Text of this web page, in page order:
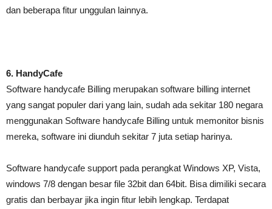
dan beberapa fitur unggulan lainnya.
6. HandyCafe
Software handycafe Billing merupakan software billing internet
yang sangat populer dari yang lain, sudah ada sekitar 180 negara
menggunakan Software handycafe Billing untuk memonitor bisnis
mereka, software ini diunduh sekitar 7 juta setiap harinya.
Software handycafe support pada perangkat Windows XP, Vista,
windows 7/8 dengan besar file 32bit dan 64bit. Bisa dimiliki secara
gratis dan berbayar jika ingin fitur lebih lengkap. Terdapat